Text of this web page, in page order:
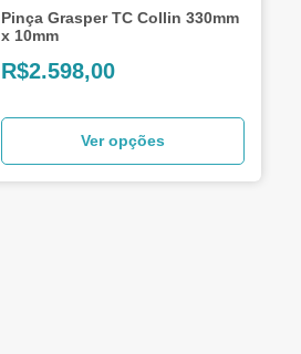
Pinça Grasper TC Collin 330mm
x 10mm
R$2.598,00
Ver opções